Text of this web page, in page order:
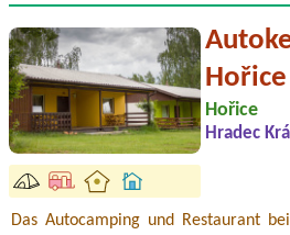
Hořice
Hořice
Hradec
Das Autocamping und Restaurant